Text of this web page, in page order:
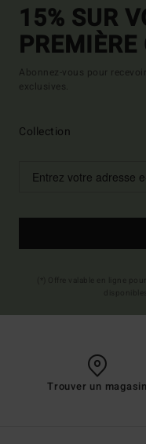
15% SUR
Abonnez-vous pour
exclusives.
Collection
Trouver un magasin